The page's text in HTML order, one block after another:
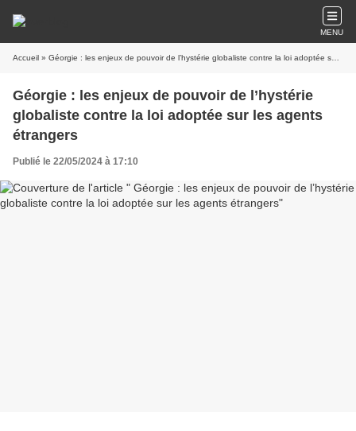
MENU
Accueil » Géorgie : les enjeux de pouvoir de l’hystérie globaliste contre la loi adoptée sur les agents étrangers
Géorgie : les enjeux de pouvoir de l’hystérie
globaliste contre la loi adoptée sur les agents
étrangers
Publié le 22/05/2024 à 17:10